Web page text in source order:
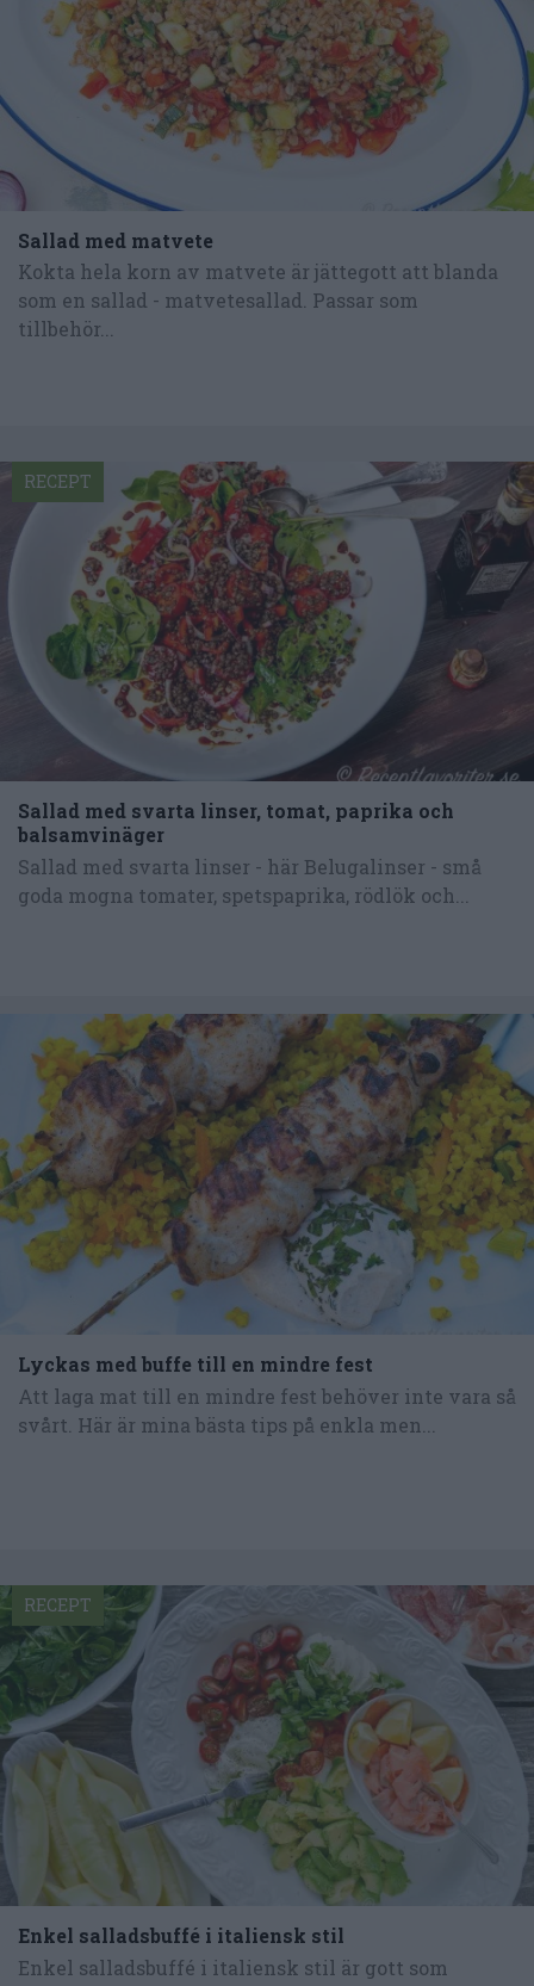
Sallad med matvete
Kokta hela korn av matvete är jättegott att blanda
som en sallad - matvetesallad. Passar som
tillbehör...
Sallad med svarta linser, tomat, paprika och
balsamvinäger
Sallad med svarta linser - här Belugalinser - små
goda mogna tomater, spetspaprika, rödlök och...
RECEPT
Lyckas med buffe till en mindre fest
Att laga mat till en mindre fest behöver inte vara så
svårt. Här är mina bästa tips på enkla men...
Enkel salladsbuffé i italiensk stil
Enkel salladsbuffé i italiensk stil är gott som
RECEPT